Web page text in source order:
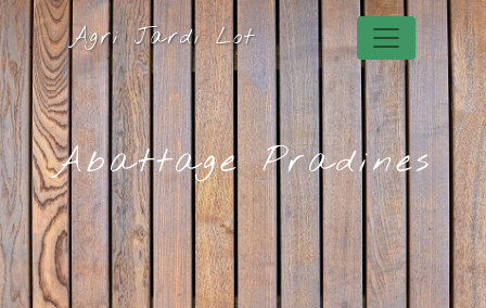
Panneau de gestion des cookies
Agri Jardi Lot
Abattage Pradines